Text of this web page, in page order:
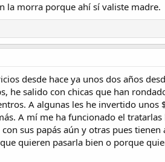
la morra porque ahí sí valiste madre.
desde hace ya unos dos años
he salido con chicas que han
A algunas les he invertido
A mí me ha funcionado el
sus papás aún y otras pues
quieren pasarla bien o porque